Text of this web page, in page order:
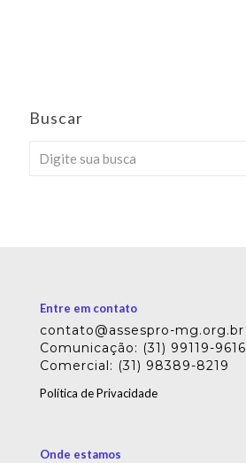
Buscar
Entre em contato
contato@assespro-mg.org.br
Comunicação: (31) 99119-9616
Comercial: (31) 98389-8219
Política de Privacidade
Onde estamos